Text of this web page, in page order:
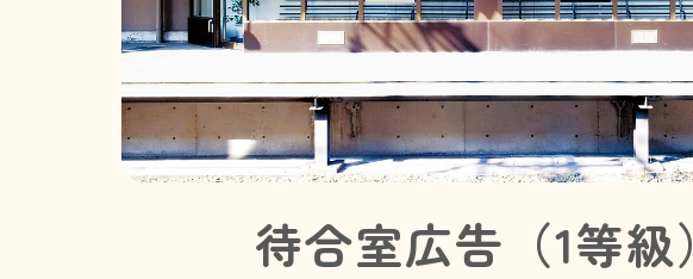
待合室広告（1等級）